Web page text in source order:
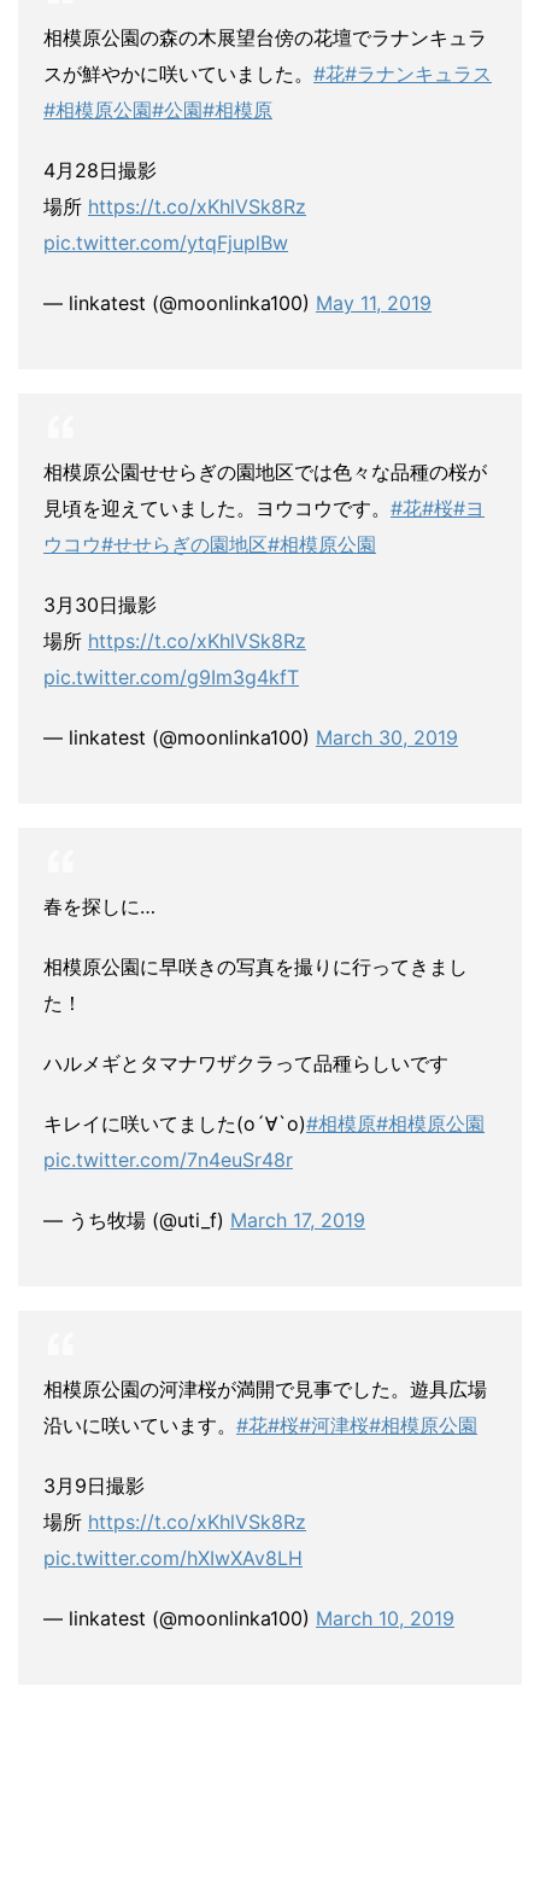
相模原公園の森の木展望台傍の花壇でラナンキュラ
スが鮮やかに咲いていました。 #花#ラナンキュラス
#相模原公園#公園#相模原
4月28日撮影
場所 https://t.co/xKhlVSk8Rz
pic.twitter.com/ytqFjuplBw
— linkatest (@moonlinka100) May 11, 2019
相模原公園せせらぎの園地区では色々な品種の桜が
見頃を迎えていました。ヨウコウです。 #花#桜#ヨ
ウコウ#せせらぎの園地区#相模原公園
3月30日撮影
場所 https://t.co/xKhlVSk8Rz
pic.twitter.com/g9Im3g4kfT
— linkatest (@moonlinka100) March 30, 2019
春を探しに…
相模原公園に早咲きの写真を撮りに行ってきまし
た！
ハルメギとタマナワザクラって品種らしいです
キレイに咲いてました(о´∀`о)#相模原#相模原公園
pic.twitter.com/7n4euSr48r
— うち牧場 (@uti_f) March 17, 2019
相模原公園の河津桜が満開で見事でした。遊具広場
沿いに咲いています。 #花#桜#河津桜#相模原公園
3月9日撮影
場所 https://t.co/xKhlVSk8Rz
pic.twitter.com/hXIwXAv8LH
— linkatest (@moonlinka100) March 10, 2019